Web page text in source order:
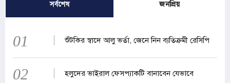
সর্বশেষ জনপ্রিয়
01 শুঁটকির স্বাদে আলু ভর্তা, জেনে নিন ব্যতিক্রমী রেসিপি
02 হলুদের ভাইরাল ফেসপ্যাকটি বানাবেন যেভাবে